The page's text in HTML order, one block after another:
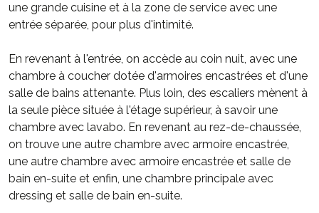
une grande cuisine et à la zone de service avec une
entrée séparée, pour plus d'intimité.
En revenant à l'entrée, on accède au coin nuit, avec une
chambre à coucher dotée d'armoires encastrées et d'une
salle de bains attenante. Plus loin, des escaliers mènent à
la seule pièce située à l'étage supérieur, à savoir une
chambre avec lavabo. En revenant au rez-de-chaussée,
on trouve une autre chambre avec armoire encastrée,
une autre chambre avec armoire encastrée et salle de
bain en-suite et enfin, une chambre principale avec
dressing et salle de bain en-suite.